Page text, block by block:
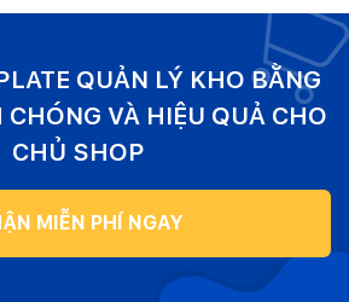
QUẢN LÝ KHO BẰNG
CHÓNG VÀ HIỆU QUẢ CHO
CHỦ SHOP
MIỄN PHÍ NGAY